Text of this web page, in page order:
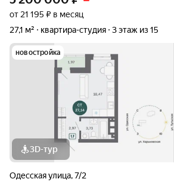
от 21 195 ₽ в месяц
27,1 м²
квартира-студия 3 этаж из 15
новостройка
3D-тур
Одесская улица,7/2